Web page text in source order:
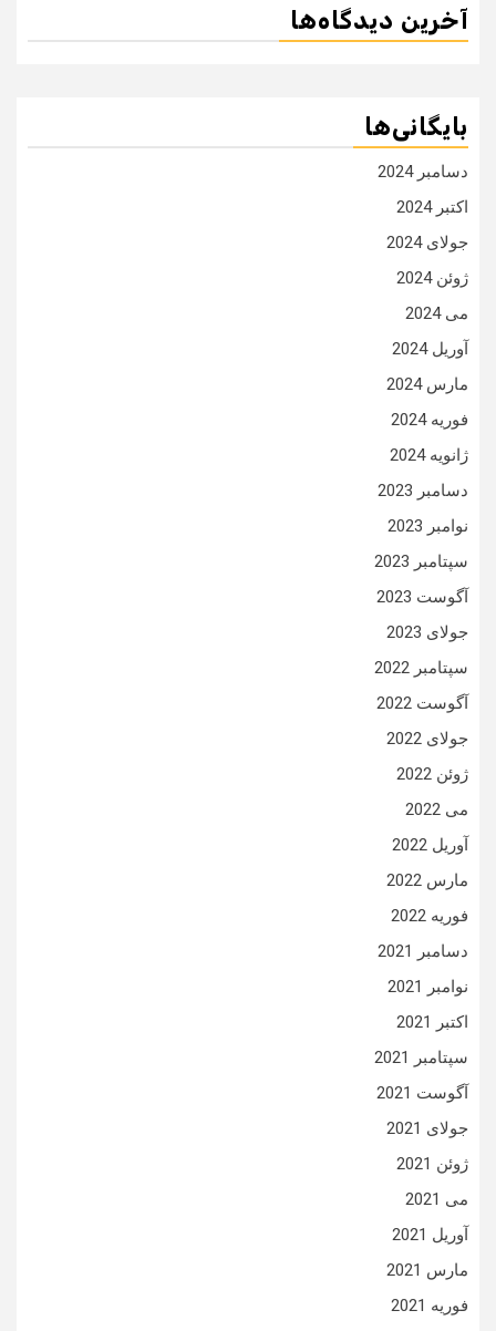
آخرین دیدگاه‌ها
بایگانی‌ها
دسامبر 2024
اکتبر 2024
جولای 2024
ژوئن 2024
می 2024
آوریل 2024
مارس 2024
فوریه 2024
ژانویه 2024
دسامبر 2023
نوامبر 2023
سپتامبر 2023
آگوست 2023
جولای 2023
سپتامبر 2022
آگوست 2022
جولای 2022
ژوئن 2022
می 2022
آوریل 2022
مارس 2022
فوریه 2022
دسامبر 2021
نوامبر 2021
اکتبر 2021
سپتامبر 2021
آگوست 2021
جولای 2021
ژوئن 2021
می 2021
آوریل 2021
مارس 2021
فوریه 2021